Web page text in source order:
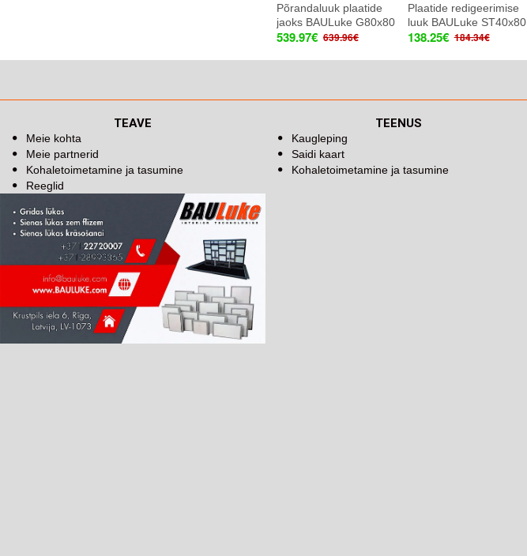
Põrandaluuk plaatide
jaoks BAULuke G80x80
539.97€ 639.96€
Plaatide redigeerimise
luuk BAULuke ST40x80
138.25€ 184.34€
TEAVE
Meie kohta
Meie partnerid
Kohaletoimetamine ja tasumine
Reeglid
TEENUS
Kaugleping
Saidi kaart
Kohaletoimetamine ja tasumine